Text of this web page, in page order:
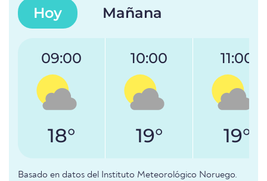
Hoy Mañana
09:00
18°
10:00
19°
11:00
19°
Basado en datos del Instituto Meteorológico Noruego.